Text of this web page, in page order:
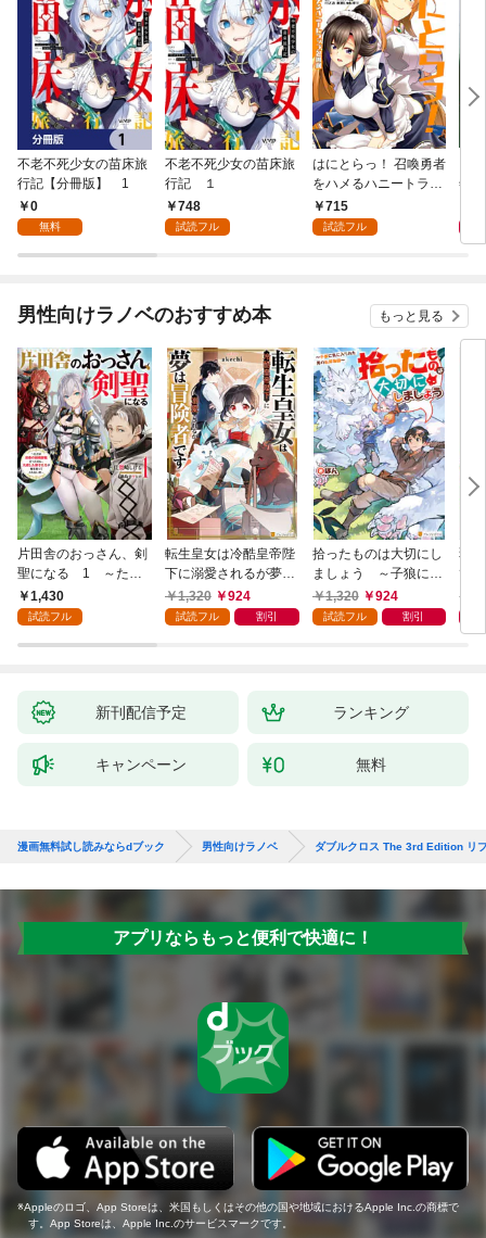
不老不死少女の苗床旅
行記【分冊版】 1
0
無料
不老不死少女の苗床旅
行記 １
748
試読フル
はにとらっ！ 召喚勇者
をハメるハニートラッ
プ包囲網 1
715
試読フル
年9
男性向けラノベのおすすめ本 もっと見る
片田舎のおっさん、剣
聖になる 1 ～ただ
の田舎の剣術師範だっ
たのに、大成した弟子
ない件～
1,430
試読フル
転生皇女は冷酷皇帝陛
下に溺愛されるが夢は
冒険者です！
1,320 924
試読フル 割引
拾ったものは大切にし
ましょう ～子狼に気
に入られた男の転移物
語～
1,320 924
試読フル 割引
弱
て
～
新刊配信予定 ランキング
キャンペーン 無料
漫画無料試し読みならdブック 男性向けラノベ ダブルクロス The 3rd Edition リ
アプリならもっと便利で快適に！
Appleのロゴ、App Storeは、米国もしくはその他の国や地域におけるApple Inc.の商標で
す。App Storeは、Apple Inc.のサービスマークです。